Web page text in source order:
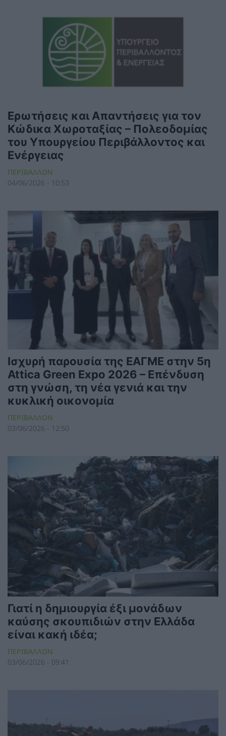
Ερωτήσεις και Απαντήσεις για τον
Κώδικα Χωροταξίας – Πολεοδομίας
του Υπουργείου Περιβάλλοντος και
Ενέργειας
ΠΕΡΙΒΑΛΛΟΝ
04/06/2026 - 10:53
Ισχυρή παρουσία της ΕΑΓΜΕ στην 5η
Attica Green Expo 2026 – Επένδυση
στη γνώση, τη νέα γενιά και την
κυκλική οικονομία
ΠΕΡΙΒΑΛΛΟΝ
03/06/2026 - 12:50
Γιατί η δημιουργία έξι μονάδων
καύσης σκουπιδιών στην Ελλάδα
είναι κακή ιδέα;
ΠΕΡΙΒΑΛΛΟΝ
03/06/2026 - 09:41